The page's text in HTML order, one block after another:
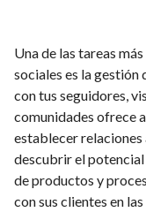
Una de las tareas
sociales es la gestión
con tus seguidores,
comunidades ofrece
establecer
descubrir el
de productos y
con sus clientes en